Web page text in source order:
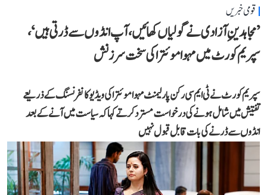
قومی خبریں
’مجاہدینِ آزادی نے گولیاں کھائیں، آپ انڈوں سے ڈرتی ہیں‘،
سپریم کورٹ میں مہوا موئترا کی سخت سرزنش
سپریم کورٹ نے ٹی ایم سی رکن پارلیمنٹ مہوا موئترا کی ویڈیو کانفرنسنگ کے ذریعے
تفتیش میں شامل ہونے کی درخواست مسترد کرتے کہا کہ سیاست میں آنے کے بعد
انڈوں سے ڈرنے کی بات قابل قبول نہیں